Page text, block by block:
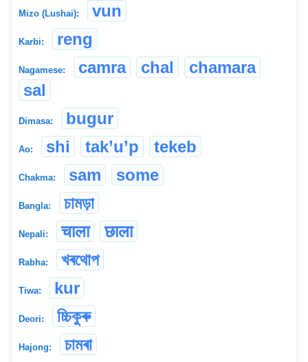
Mizo (Lushai): vun
Karbi: reng
Nagamese: camra chal
chamara
sal
Dimasa: bugur
Ao: shi tak’u’p tekeb
Chakma: sam some
Bangla: চামড়া
Nepali: चाला छाला
Rabha: খৰথোপ
Tiwa: kur
Deori: চ্চিকুৰু
Hajong: চামৰা